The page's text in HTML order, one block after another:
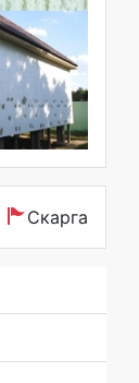
Скарга